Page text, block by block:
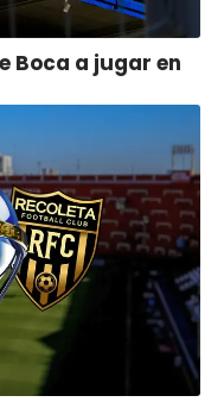
Boca a jugar en